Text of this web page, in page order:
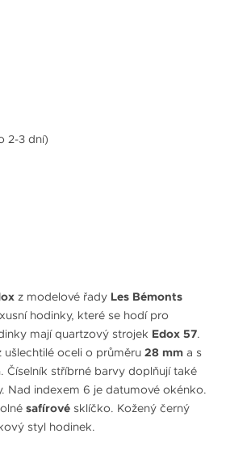
2-3 dní)
z modelové řady Les Bémonts
hodinky, které se hodí pro
mají quartzový strojek Edox 57.
oceli o průměru 28 mm a s
. Číselník stříbrné barvy doplňují také
Nad indexem 6 je datumové okénko.
safírové sklíčko. Kožený černý
styl hodinek.